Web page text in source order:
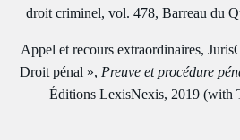
droit criminel, vol. 478, Barreau du
Appel et recours extraordinaires,
Droit pénal », Preuve et procédure
Éditions LexisNexis, 2019 (with